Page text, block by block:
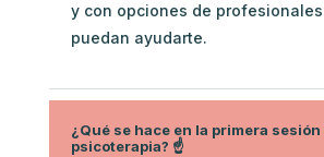
y con opciones de
puedan ayudarte.
¿Qué se hace en la primera sesión
psicoterapia? ☝️